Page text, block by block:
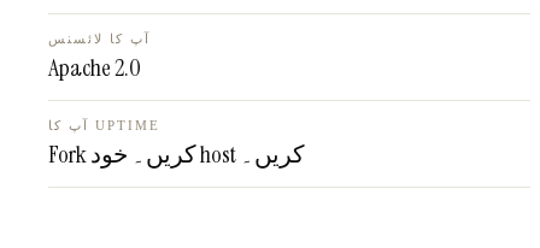
آپ کا لائسنس
Apache 2.0
آپ کا UPTIME
Fork کریں۔ خود host کریں۔